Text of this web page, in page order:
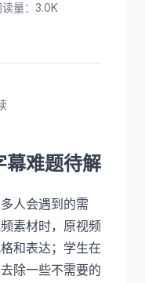
读量：3.0K
幕难题待解
人会遇到的需
素材时，原视频
和表达；学生在
除一些不需要的